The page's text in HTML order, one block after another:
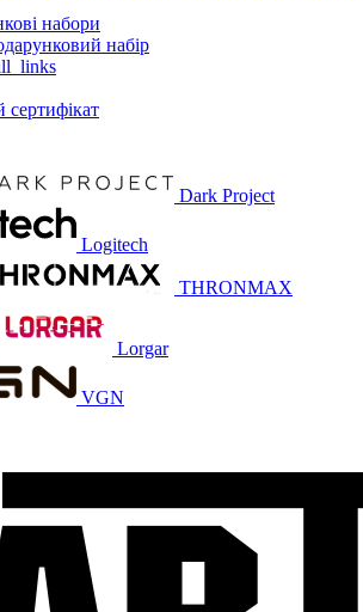
набори
набір
Dark Project
Logitech
THRONMAX
Lorgar
VGN